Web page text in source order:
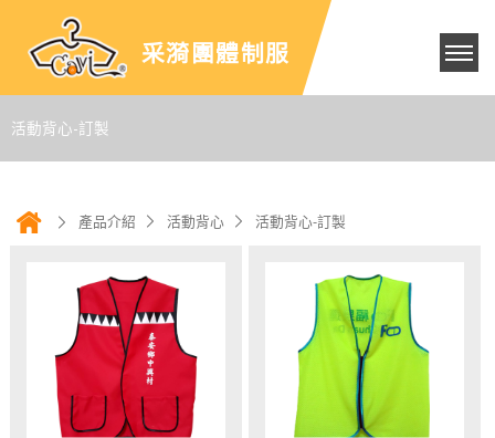
采漪團體制服
活動背心-訂製
產品介紹 活動背心 活動背心-訂製